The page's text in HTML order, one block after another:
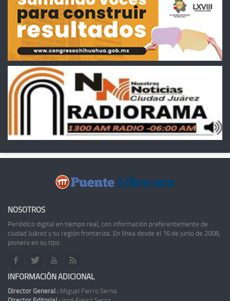
NOSOTROS
Periódico digital en tiempo real, con información preferentemente de
ciudad Juárez y su región fronteriza. En línea desde el 16 de junio de 2008,
pionero en su tipo.
INFORMACIÓN ADICIONAL
Director General : Miguel Fierro Serna